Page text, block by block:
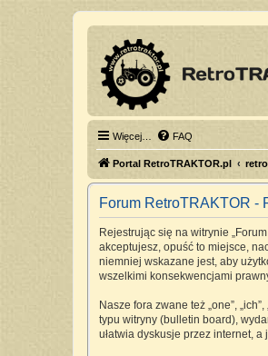
Więcej… FAQ
Portal RetroTRAKTOR.pl
Forum RetroTRAKTOR -
Rejestrując się na witrynie
akceptujesz, opuść to miejsce,
niemniej wskazane jest, aby
wszelkimi konsekwencjami
Nasze fora zwane też „one”,
typu witryny (bulletin board),
ułatwia dyskusje przez internet,